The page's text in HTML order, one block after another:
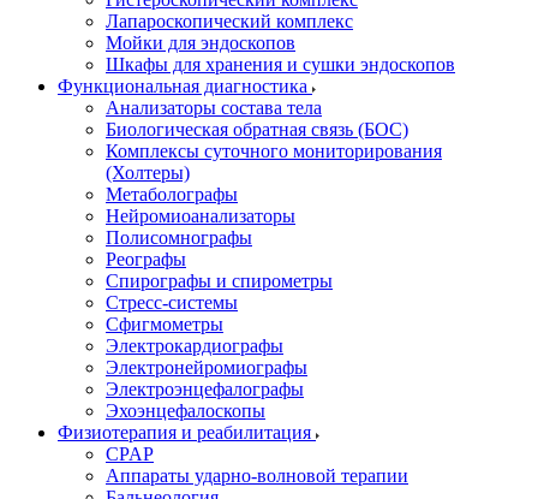
Лапароскопический комплекс
Мойки для эндоскопов
Шкафы для хранения и сушки эндоскопов
Функциональная диагностика
Анализаторы состава тела
Биологическая обратная связь (БОС)
Комплексы суточного мониторирования
(Холтеры)
Метаболографы
Нейромиоанализаторы
Полисомнографы
Реографы
Спирографы и спирометры
Стресс-системы
Сфигмометры
Электрокардиографы
Электронейромиографы
Электроэнцефалографы
Эхоэнцефалоскопы
Физиотерапия и реабилитация
CPAP
Аппараты ударно-волновой терапии